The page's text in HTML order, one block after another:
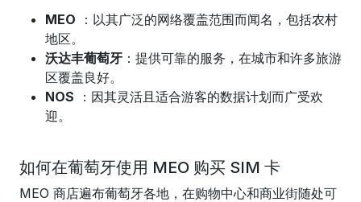
MEO ：以其广泛的网络覆盖范围而闻名，包括农村
地区。
沃达丰葡萄牙 ：提供可靠的服务，在城市和许多旅游
区覆盖良好。
NOS ：因其灵活且适合游客的数据计划而广受欢
迎。
如何在葡萄牙使用 MEO 购买 SIM 卡
MEO 商店遍布葡萄牙各地，在购物中心和商业街随处可